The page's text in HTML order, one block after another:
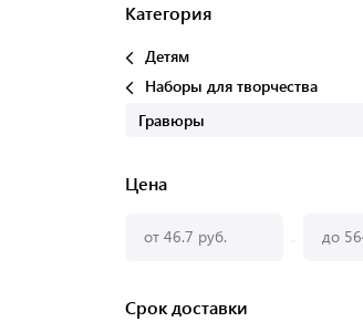
Категория
Детям
Наборы для творчества
Гравюры
Цена
Срок доставки